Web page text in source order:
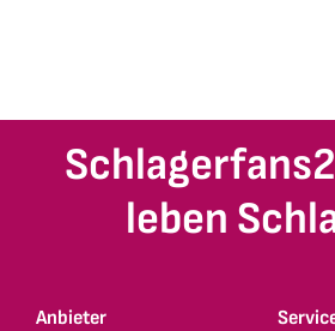
leben
Anbieter